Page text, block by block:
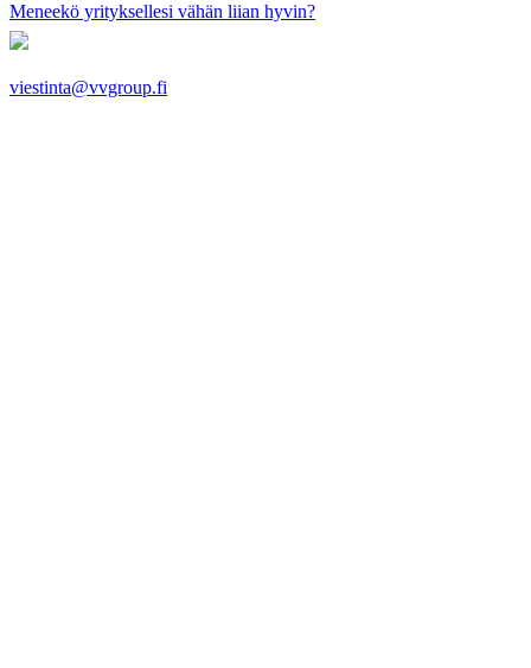
Meneekö yrityksellesi vähän liian hyvin?
viestinta@vvgroup.fi